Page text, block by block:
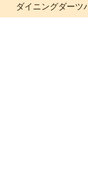
ダイニングダーツ